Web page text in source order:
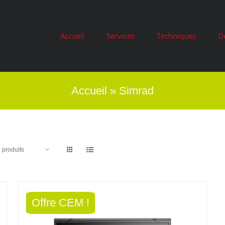
Accueil Services Techniques
Accueil » Simrad
produits
Offre CEM !